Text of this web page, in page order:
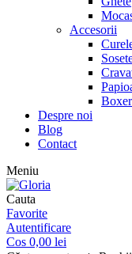
Accesorii
Despre noi
Blog
Contact
Meniu
Cauta
Favorite
Autentificare
Cos 0,00 lei